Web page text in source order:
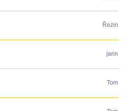
Řezin
jarin
Tom